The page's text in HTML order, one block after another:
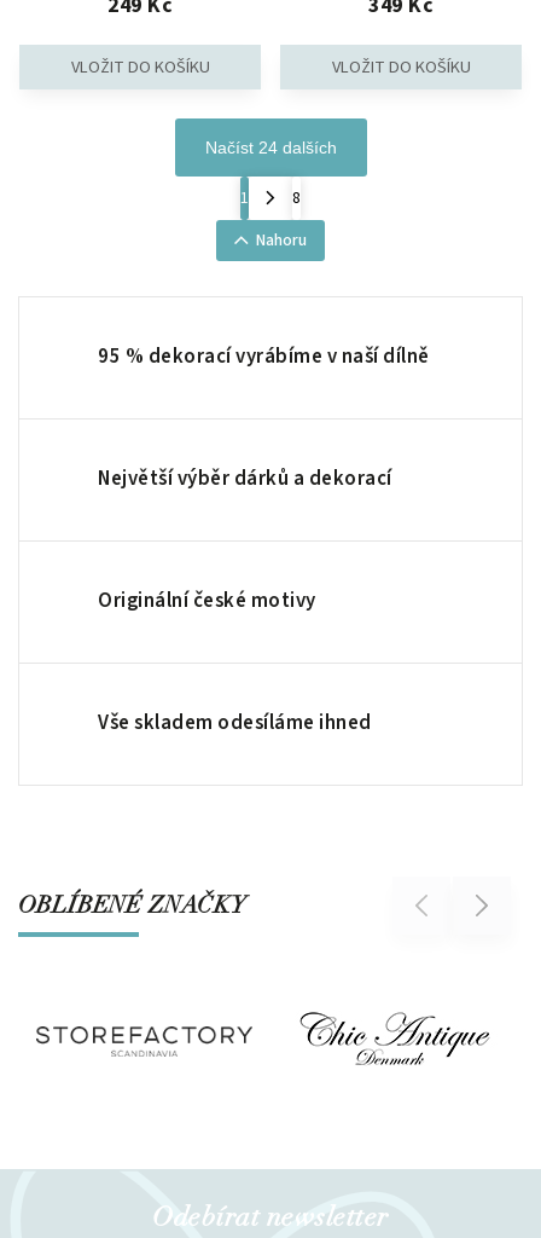
Načíst 24 dalších
1
8
Nahoru
95 % dekorací vyrábíme v naší dílně
Největší výběr dárků a dekorací
Originální české motivy
Vše skladem odesíláme ihned
OBLÍBENÉ ZNAČKY Previous Next
Odebírat newsletter